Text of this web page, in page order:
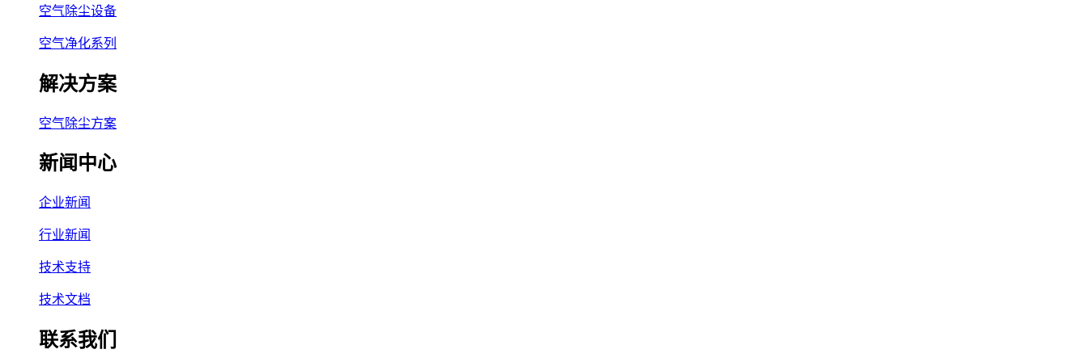
空气除尘设备
空气净化系列
解决方案
空气除尘方案
新闻中心
企业新闻
行业新闻
技术支持
技术文档
联系我们